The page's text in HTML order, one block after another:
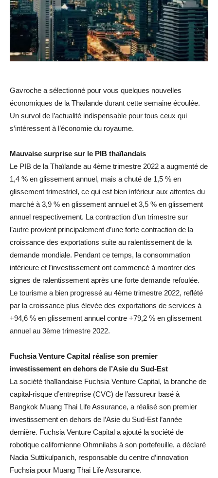
Gavroche a sélectionné pour vous quelques nouvelles
économiques de la Thaïlande durant cette semaine écoulée.
Un survol de l’actualité indispensable pour tous ceux qui
s’intéressent à l’économie du royaume.
Mauvaise surprise sur le PIB thaïlandais
Le PIB de la Thaïlande au 4ème trimestre 2022 a augmenté de
1,4 % en glissement annuel, mais a chuté de 1,5 % en
glissement trimestriel, ce qui est bien inférieur aux attentes du
marché à 3,9 % en glissement annuel et 3,5 % en glissement
annuel respectivement. La contraction d’un trimestre sur
l’autre provient principalement d’une forte contraction de la
croissance des exportations suite au ralentissement de la
demande mondiale. Pendant ce temps, la consommation
intérieure et l’investissement ont commencé à montrer des
signes de ralentissement après une forte demande refoulée.
Le tourisme a bien progressé au 4ème trimestre 2022, reflété
par la croissance plus élevée des exportations de services à
+94,6 % en glissement annuel contre +79,2 % en glissement
annuel au 3ème trimestre 2022.
Fuchsia Venture Capital réalise son premier
investissement en dehors de l’Asie du Sud-Est
La société thaïlandaise Fuchsia Venture Capital, la branche de
capital-risque d’entreprise (CVC) de l’assureur basé à
Bangkok Muang Thai Life Assurance, a réalisé son premier
investissement en dehors de l’Asie du Sud-Est l’année
dernière. Fuchsia Venture Capital a ajouté la société de
robotique californienne Ohmnilabs à son portefeuille, a déclaré
Nadia Suttikulpanich, responsable du centre d’innovation
Fuchsia pour Muang Thai Life Assurance.